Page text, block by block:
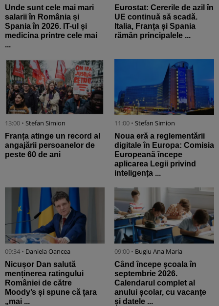
Unde sunt cele mai mari
salarii în România și
Spania în 2026. IT-ul și
medicina printre cele mai
...
Eurostat: Cererile de azil în
UE continuă să scadă.
Italia, Franța și Spania
rămân principalele ...
13:00 • Stefan Simion
Franța atinge un record al
angajării persoanelor de
peste 60 de ani
11:00 • Stefan Simion
Noua eră a reglementării
digitale în Europa: Comisia
Europeană începe
aplicarea Legii privind
inteligența ...
09:34 • Daniela Oancea
Nicușor Dan salută
menținerea ratingului
României de către
Moody’s și spune că țara
„mai ...
09:00 • Bugiu ⁠Ana Maria
Când începe școala în
septembrie 2026.
Calendarul complet al
anului școlar, cu vacanțe
și datele ...